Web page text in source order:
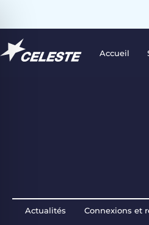
Accueil
Actualités Connexions et